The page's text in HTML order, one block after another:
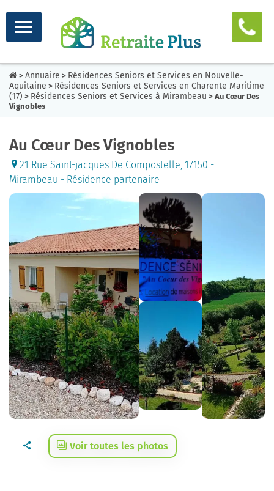
> Annuaire > Résidences Seniors et Services en Nouvelle-
Aquitaine > Résidences Seniors et Services en Charente Maritime
(17) > Résidences Seniors et Services à Mirambeau > Au Cœur Des
Vignobles
Au Cœur Des Vignobles
21 Rue Saint-jacques De Compostelle, 17150 -
Mirambeau - Résidence partenaire
Voir toutes les photos